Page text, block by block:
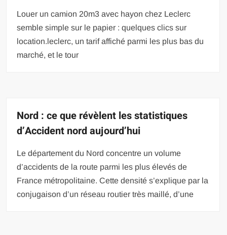
Louer un camion 20m3 avec hayon chez Leclerc
semble simple sur le papier : quelques clics sur
location.leclerc, un tarif affiché parmi les plus bas du
marché, et le tour
Nord : ce que révèlent les statistiques
d’Accident nord aujourd’hui
Le département du Nord concentre un volume
d’accidents de la route parmi les plus élevés de
France métropolitaine. Cette densité s’explique par la
conjugaison d’un réseau routier très maillé, d’une